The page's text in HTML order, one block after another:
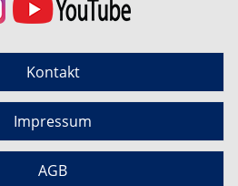
Kontakt
Impressum
AGB